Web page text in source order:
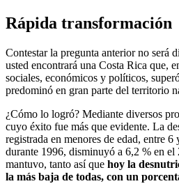
Rápida transformación
Contestar la pregunta anterior no será
usted encontrará una Costa Rica que,
sociales, económicos y políticos,
predominó en gran parte del territorio
¿Cómo lo logró? Mediante diversos
cuyo éxito fue más que evidente. La
registrada en menores de edad, entre 6
durante 1996, disminuyó a 6,2 % en
mantuvo, tanto así que hoy la
la más baja de todas, con un